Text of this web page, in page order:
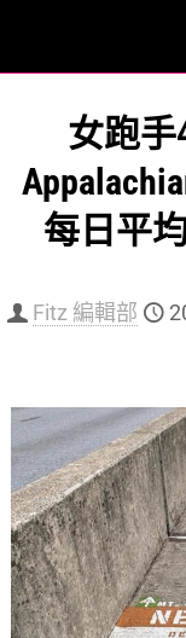
女跑手
每日平
Fitz 編輯部